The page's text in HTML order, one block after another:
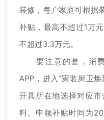
装修，每户家庭可根据
补贴，最高不超过1万
不超过3.3万元。
要注意的是，消费
APP，进入“家装厨卫
开具所在地选择对应
料。申领补贴时间为